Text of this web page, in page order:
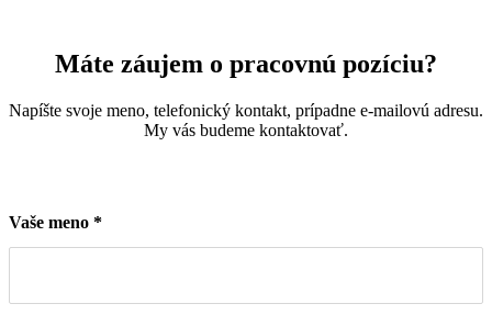
Máte záujem o pracovnú pozíciu?
Napíšte svoje meno, telefonický kontakt, prípadne e-mailovú adresu.
My vás budeme kontaktovať.
Vaše meno *